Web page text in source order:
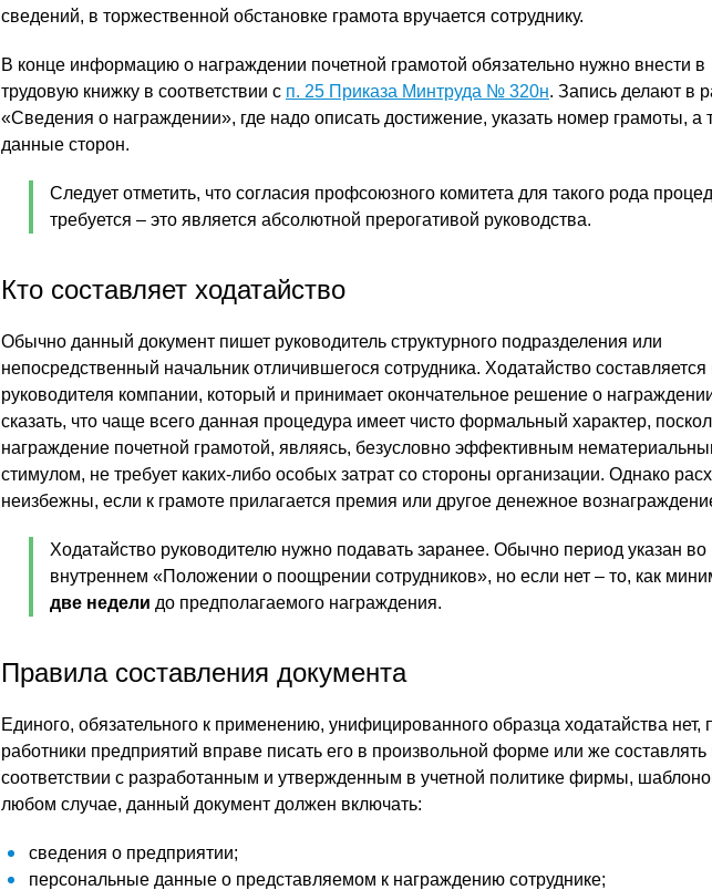
сведений, в торжественной обстановке грамота вручается сотруднику.
В конце информацию о награждении почетной грамотой обязательно нужно внести в
трудовую книжку в соответствии с п. 25 Приказа Минтруда № 320н. Запись делают в
«Сведения о награждении», где надо описать достижение, указать номер грамоты, а
данные сторон.
Следует отметить, что согласия профсоюзного комитета для такого рода
требуется – это является абсолютной прерогативой руководства.
Кто составляет ходатайство
Обычно данный документ пишет руководитель структурного подразделения или
непосредственный начальник отличившегося сотрудника. Ходатайство
руководителя компании, который и принимает окончательное решение о
сказать, что чаще всего данная процедура имеет чисто формальный характер,
награждение почетной грамотой, являясь, безусловно эффективным
стимулом, не требует каких-либо особых затрат со стороны организации. Однако
неизбежны, если к грамоте прилагается премия или другое денежное
Ходатайство руководителю нужно подавать заранее. Обычно период указан во
внутреннем «Положении о поощрении сотрудников», но если нет – то, как
две недели до предполагаемого награждения.
Правила составления документа
Единого, обязательного к применению, унифицированного образца ходатайства нет,
работники предприятий вправе писать его в произвольной форме или же составлять
соответствии с разработанным и утвержденным в учетной политике фирмы,
любом случае, данный документ должен включать:
сведения о предприятии;
персональные данные о представляемом к награждению сотруднике;